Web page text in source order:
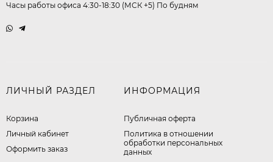
Часы работы офиса 4:30-18:30 (МСК +5) По будням
ЛИЧНЫЙ РАЗДЕЛ
Корзина
Личный кабинет
Оформить заказ
ИНФОРМАЦИЯ
Публичная оферта
​Политика в отношении
обработки персональных
данных